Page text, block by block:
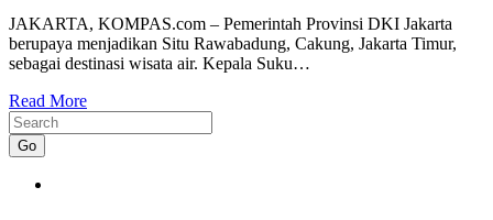
JAKARTA, KOMPAS.com – Pemerintah Provinsi DKI Jakarta
berupaya menjadikan Situ Rawabadung, Cakung, Jakarta Timur,
sebagai destinasi wisata air. Kepala Suku…
Read More
Go